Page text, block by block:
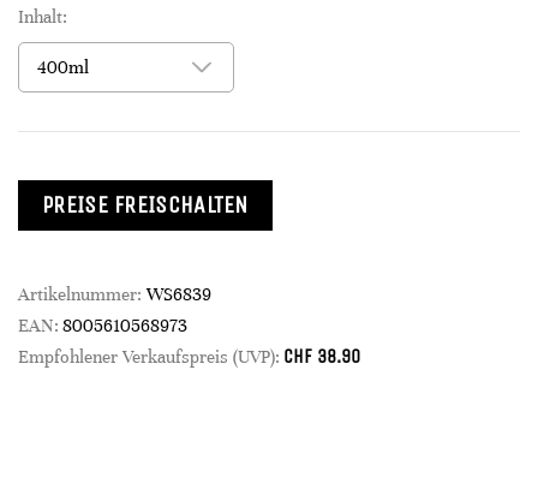
Inhalt:
PREISE FREISCHALTEN
Artikelnummer: WS6839
EAN: 8005610568973
Empfohlener Verkaufspreis (UVP): CHF 38.90